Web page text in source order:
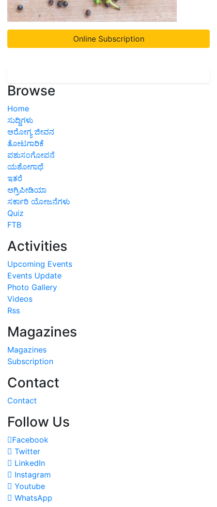
Online Subscription
Browse
Home
ಸುದ್ದಿಗಳು
ಆರೋಗ್ಯ ಜೀವನ
ತೋಟಗಾರಿಕೆ
ಪಶುಸಂಗೋಪನೆ
ಯಶೋಗಾಥೆ
ಇತರೆ
ಅಗ್ರಿಪೀಡಿಯಾ
ಸರ್ಕಾರಿ ಯೋಜನೆಗಳು
Quiz
FTB
Activities
Upcoming Events
Events Update
Photo Gallery
Videos
Rss
Magazines
Magazines
Subscription
Contact
Contact
Follow Us
Facebook
Twitter
LinkedIn
Instagram
Youtube
WhatsApp